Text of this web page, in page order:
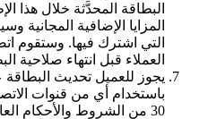
المزايا الإضافية المجانية
التي اشترك فيها. وستقوم
العملاء قبل انتهاء صلاحية
يجوز للعميل تحديث
باستخدام أي من قنوات
30 من الشروط والأحكام العامة (للمستهلك).